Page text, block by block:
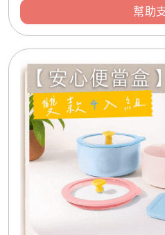
幫助